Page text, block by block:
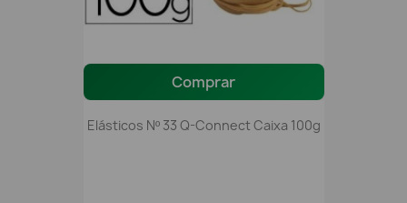
Comprar
Elásticos Nº 33 Q-Connect Caixa 100g